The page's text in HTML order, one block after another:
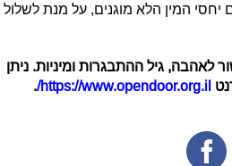
היריון ביתית לאחר 14 יום מקיום יחסי המין הלא מוגנים, על מנת לשלול
לאהבה, גיל ההתבגרות ומיניות. ניתן
https://www.opendoor.org.il/
.